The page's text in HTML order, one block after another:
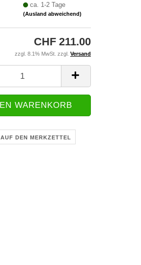
ca. 1-2 Tage
(Ausland abweichend)
CHF 211.00
zzgl. 8.1% MwSt. zzgl. Versand
AUF DEN MERKZETTEL